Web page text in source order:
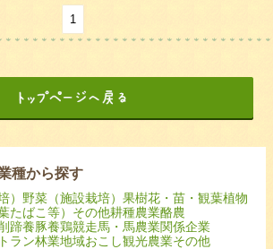
1
種から探す
） 野菜（施設栽培） 果樹花・苗・観葉植物
たばこ等） その他耕種農業酪農
蹄養豚養鶏競走馬・馬農業関係企業
ラン林業地域おこし観光農業その他